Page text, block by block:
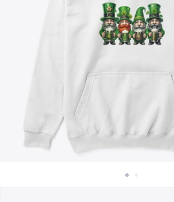
Vendez partout
Unisex Classic Crewneck